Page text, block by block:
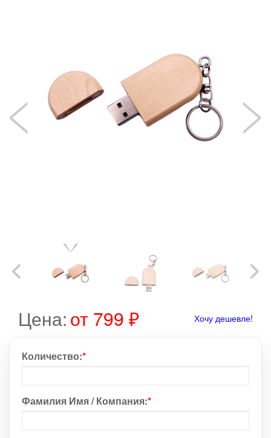
Цена:от 799 ₽ Хочу дешевле!
Количество:*
Фамилия Имя / Компания:*